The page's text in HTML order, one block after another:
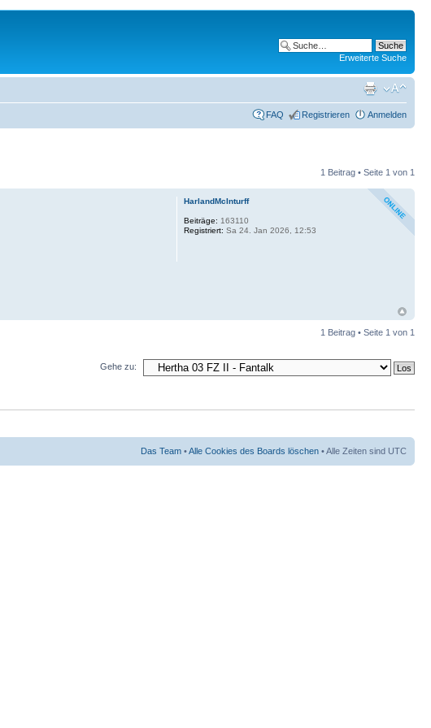
Erweiterte Suche
FAQ Registrieren Anmelden
1 Beitrag • Seite 1 von 1
HarlandMcInturff
Beiträge: 163110
Registriert: Sa 24. Jan 2026, 12:53
1 Beitrag • Seite 1 von 1
Gehe zu:
Das Team •Alle Cookies des Boards löschen • Alle Zeiten sind UTC